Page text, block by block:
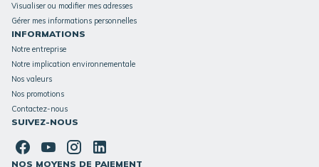
Visualiser ou modifier mes adresses
Gérer mes informations personnelles
INFORMATIONS
Notre entreprise
Notre implication environnementale
Nos valeurs
Nos promotions
Contactez-nous
SUIVEZ-NOUS
NOS MOYENS DE PAIEMENT